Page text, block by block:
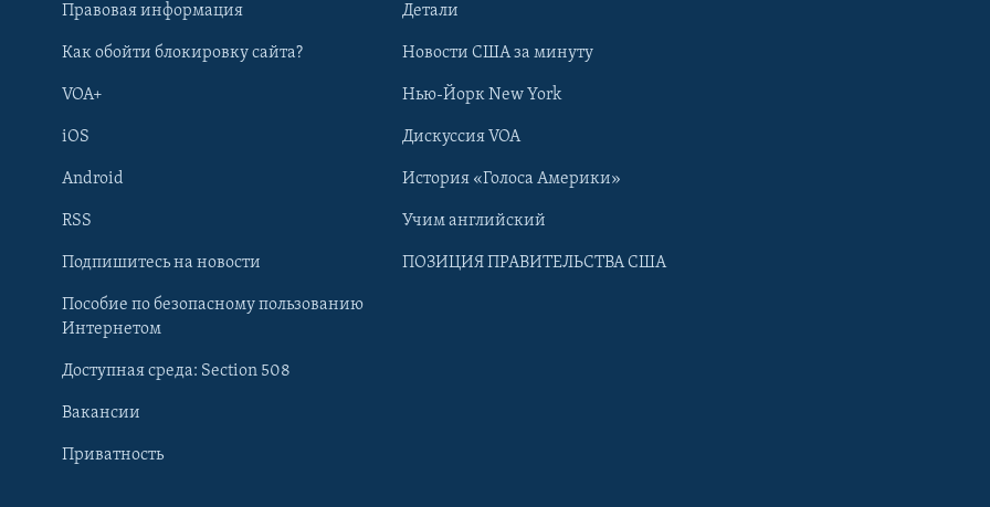
Learning English
Языки
Правовая информация
Как обойти блокировку сайта?
VOA+
iOS
Android
RSS
Подпишитесь на новости
Пособие по безопасному пользованию
Интернетом
Доступная среда: Section 508
Вакансии
Приватность
Детали
Новости США за минуту
Нью-Йорк New York
Дискуссия VOA
История «Голоса Америки»
Учим английский
ПОЗИЦИЯ ПРАВИТЕЛЬСТВА США